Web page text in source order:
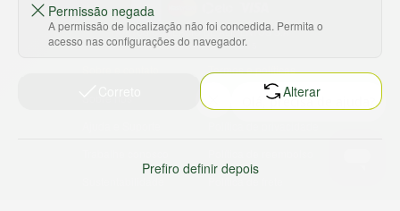
HORTUS COMERCIO DE ALIMENTOS S.A
CNPJ: 09.000.493/0002-15
Termos e políticas
Termos de serviço
Política de frete
Permissão negada
A permissão de localização não foi concedida. Permita o
acesso nas configurações do navegador.
Alterar
Prefiro definir depois